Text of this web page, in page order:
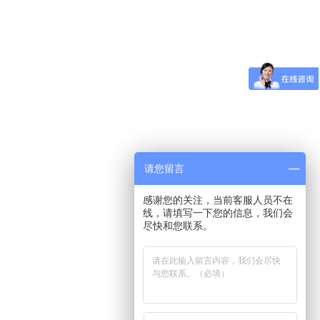
请您留言
感谢您的关注，当前客服人员不在
线，请填写一下您的信息，我们会
尽快和您联系。